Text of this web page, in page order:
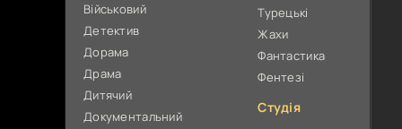
Військовий
Детектив
Дорама
Драма
Дитячий
Документальний
Турецькі
Жахи
Фантастика
Фентезі
Студія